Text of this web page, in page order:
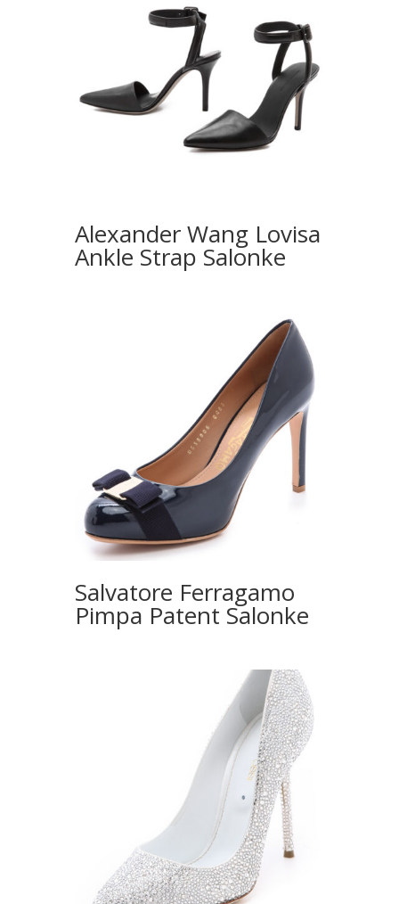
Alexander Wang Lovisa
Ankle Strap Salonke
Salvatore Ferragamo
Pimpa Patent Salonke